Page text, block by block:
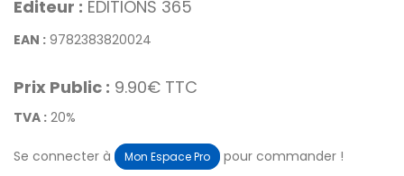
Editeur : EDITIONS 365
EAN : 9782383820024
Prix Public : 9.90€ TTC
TVA : 20%
Se connecter à Mon Espace Pro pour commander !